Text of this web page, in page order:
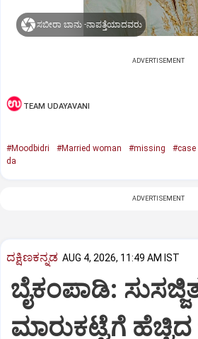
ಸಬೀರಾ ಬಾನು -ನಾಪತ್ತೆಯಾದವರು
ADVERTISEMENT
TEAM UDAYAVANI
#Moodbidri #Married woman #missing #case
da
ADVERTISEMENT
ದಕ್ಷಿಣಕನ್ನಡ AUG 4, 2026, 11:49 AM IST
ಬೈಕಂಪಾಡಿ:
ಮಾರುಕಟ್ಟೆಗೆ